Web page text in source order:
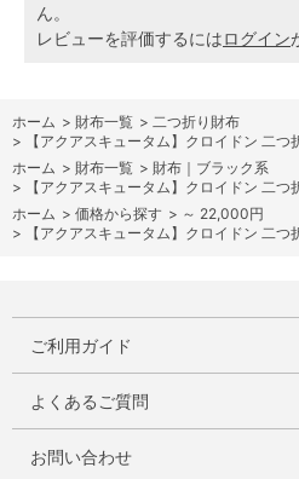
ん。
レビューを評価するにはログイン
ホーム > 財布一覧 > 二つ折り財布
>
【アクアスキュータム】クロイドン 二
ホーム > 財布一覧 > 財布｜ブラック系
>
【アクアスキュータム】クロイドン 二
ホーム > 価格から探す > ～ 22,000円
>
【アクアスキュータム】クロイドン 二
ご利用ガイド
よくあるご質問
お問い合わせ